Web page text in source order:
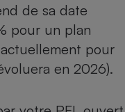
de sa date
pour un plan
pour
en 2026).